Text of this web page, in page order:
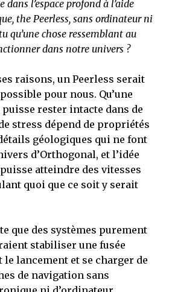
dans l’espace profond à l’aide
the Peerless, sans ordinateur ni
qu’une chose ressemblant au
dans notre univers ?
raisons, un Peerless serait
pour nous. Qu’une
rester intacte dans de
stress dépend de propriétés
géologiques qui ne font
d’Orthogonal, et l’idée
atteindre des vitesses
quoi que ce soit y serait
que des systèmes purement
stabiliser une fusée
lancement et se charger de
de navigation sans